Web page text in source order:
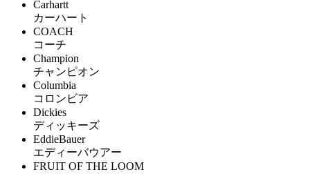
Carhartt
カーハート
COACH
コーチ
Champion
チャンピオン
Columbia
コロンビア
Dickies
ディッキーズ
EddieBauer
エディーバウアー
FRUIT OF THE LOOM